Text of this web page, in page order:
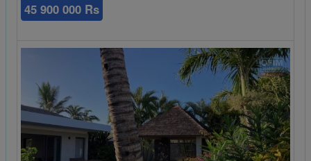
45 900 000 Rs